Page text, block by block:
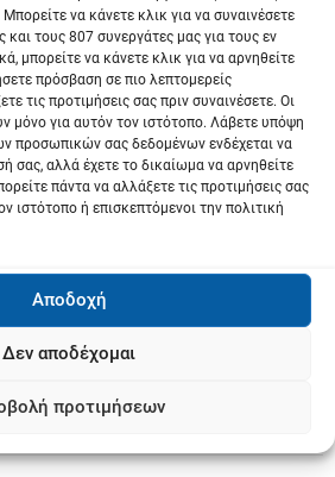
να κάνετε κλικ για να συναινέσετε
και τους 807 συνεργάτες μας για τους εν
μπορείτε να κάνετε κλικ για να αρνηθείτε
πρόσβαση σε πιο λεπτομερείς
τις προτιμήσεις σας πριν συναινέσετε. Οι
μόνο για αυτόν τον ιστότοπο. Λάβετε υπόψη
προσωπικών σας δεδομένων ενδέχεται να
σας, αλλά έχετε το δικαίωμα να αρνηθείτε
πάντα να αλλάξετε τις προτιμήσεις σας
ιστότοπο ή επισκεπτόμενοι την πολιτική
Αποδοχή
Δεν αποδέχομαι
προτιμήσεων